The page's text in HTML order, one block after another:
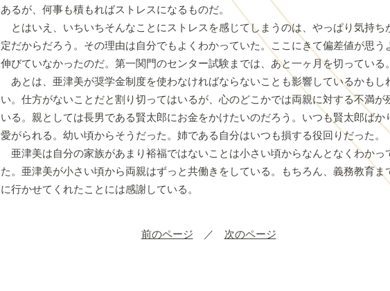
あるが、何事も積もればストレスになるものだ。
とはいえ、いちいちそんなことにストレスを感じてしまうのは、やっぱり気持ち
定だからだろう。その理由は自分でもよくわかっていた。ここにきて偏差値が思う
伸びていなかったのだ。第一関門のセンター試験までは、あと一ヶ月を切っている。
あとは、亜津美が奨学金制度を使わなければならないことも影響しているかもし
い。仕方がないことだと割り切ってはいるが、心のどこかでは両親に対する不満が
いる。親としては長男である賢太郎にお金をかけたいのだろう。いつも賢太郎ばか
愛がられる。幼い頃からそうだった。姉である自分はいつも損する役回りだった。
亜津美は自分の家族があまり裕福ではないことは小さい頃からなんとなくわかっ
た。亜津美が小さい頃から両親はずっと共働きをしている。もちろん、義務教育ま
に行かせてくれたことには感謝している。
前のページ ／ 次のページ